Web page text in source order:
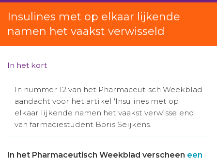
Projecten
Over IVM
Actueel
Contact
Winkelwagentje
Aanmelden nieuwsbrief
Insulines met op elkaar lijkende
namen het vaakst verwisseld
In het kort
In nummer 12 van het Pharmaceutisch Weekblad
aandacht voor het artikel 'Insulines met op
elkaar lijkende namen het vaakst verwisselend'
van farmaciestudent Boris Seijkens.
In het Pharmaceutisch Weekblad verscheen een